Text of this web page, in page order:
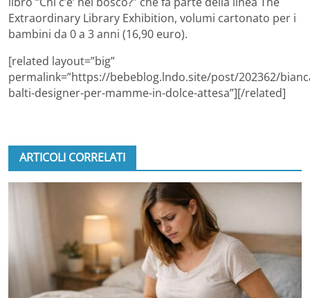
Extraordinary Library Exhibition, volumi cartonato per i
bambini da 0 a 3 anni (16,90 euro).
[related layout=”big”
permalink=”https://bebeblog.lndo.site/post/202362/
balti-designer-per-mamme-in-dolce-attesa”][/related]
ARTICOLI CORRELATI